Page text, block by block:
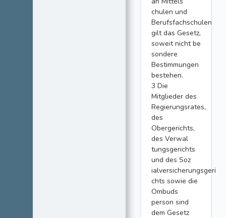
chulen und
Berufsfachschulen
gilt das Gesetz,
soweit nicht be
sondere
Bestimmungen
bestehen.
3 Die
Mitglieder des
Regierungsrates,
des
Obergerichts,
des Verwal
tungsgerichts
und des Soz
ialversicherungsgeri
chts sowie die
Ombuds
person sind
dem Gesetz